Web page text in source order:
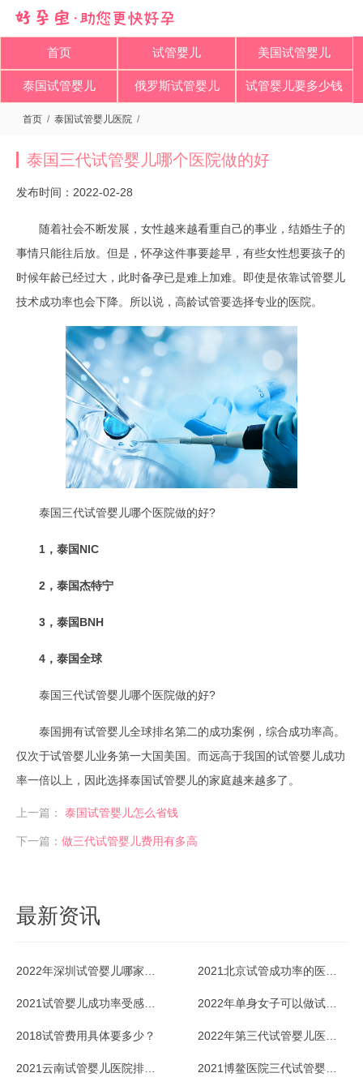
首页 试管婴儿 美国试管婴儿
泰国试管婴儿 俄罗斯试管婴儿 试管婴儿要多少钱
首页 / 泰国试管婴儿医院 /
泰国三代试管婴儿哪个医院做的好
发布时间：2022-02-28
随着社会不断发展，女性越来越看重自己的事业，结婚生子的
事情只能往后放。但是，怀孕这件事要趁早，有些女性想要孩子的
时候年龄已经过大，此时备孕已是难上加难。即使是依靠试管婴儿
技术成功率也会下降。所以说，高龄试管要选择专业的医院。
泰国三代试管婴儿哪个医院做的好?
1，泰国NIC
2，泰国杰特宁
3，泰国BNH
4，泰国全球
泰国三代试管婴儿哪个医院做的好?
泰国拥有试管婴儿全球排名第二的成功案例，综合成功率高。
仅次于试管婴儿业务第一大国美国。而远高于我国的试管婴儿成功
率一倍以上，因此选择泰国试管婴儿的家庭越来越多了。
上一篇： 泰国试管婴儿怎么省钱
下一篇： 做三代试管婴儿费用有多高
最新资讯
2018试管费用具体要多少？